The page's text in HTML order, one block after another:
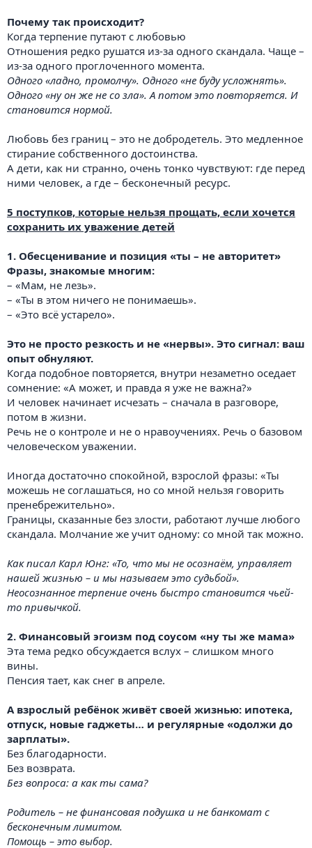
Почему так происходит?
Когда терпение путают с любовью
Отношения редко рушатся из-за одного скандала. Чаще –
из-за одного проглоченного момента.
Одного «ладно, промолчу». Одного «не буду усложнять».
Одного «ну он же не со зла». А потом это повторяется. И
становится нормой.
Любовь без границ – это не добродетель. Это медленное
стирание собственного достоинства.
А дети, как ни странно, очень тонко чувствуют: где перед
ними человек, а где – бесконечный ресурс.
5 поступков, которые нельзя прощать, если хочется
сохранить их уважение детей
1. Обесценивание и позиция «ты – не авторитет»
Фразы, знакомые многим:
– «Мам, не лезь».
– «Ты в этом ничего не понимаешь».
– «Это всё устарело».
Это не просто резкость и не «нервы». Это сигнал: ваш
опыт обнуляют.
Когда подобное повторяется, внутри незаметно оседает
сомнение: «А может, и правда я уже не важна?»
И человек начинает исчезать – сначала в разговоре,
потом в жизни.
Речь не о контроле и не о нравоучениях. Речь о базовом
человеческом уважении.
Иногда достаточно спокойной, взрослой фразы: «Ты
можешь не соглашаться, но со мной нельзя говорить
пренебрежительно».
Границы, сказанные без злости, работают лучше любого
скандала. Молчание же учит одному: со мной так можно.
Как писал Карл Юнг: «То, что мы не осознаём, управляет
нашей жизнью – и мы называем это судьбой».
Неосознанное терпение очень быстро становится чьей-
то привычкой.
2. Финансовый эгоизм под соусом «ну ты же мама»
Эта тема редко обсуждается вслух – слишком много
вины.
Пенсия тает, как снег в апреле.
А взрослый ребёнок живёт своей жизнью: ипотека,
отпуск, новые гаджеты… и регулярные «одолжи до
зарплаты».
Без благодарности.
Без возврата.
Без вопроса: а как ты сама?
Родитель – не финансовая подушка и не банкомат с
бесконечным лимитом.
Помощь – это выбор.